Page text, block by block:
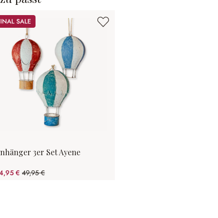
3er Set Ayene
€49,95 €
(30.03% gespart)